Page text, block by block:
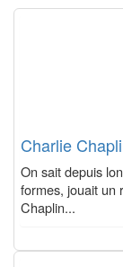
Charlie
On sait depuis
formes, jouait un
Chaplin...